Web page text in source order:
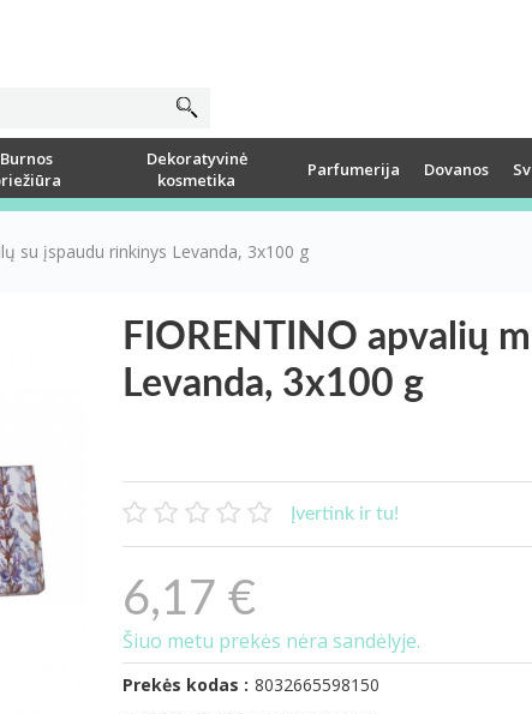
Burnos
Dekoratyvinė
kosmetika
Parfumerija Dovanos
su įspaudu rinkinys Levanda, 3x100 g
FIORENTINO apvalių
Levanda, 3x100 g
Įvertink ir tu!
6,17 €
Šiuo metu prekės nėra sandėlyje.
Prekės kodas : 8032665598150